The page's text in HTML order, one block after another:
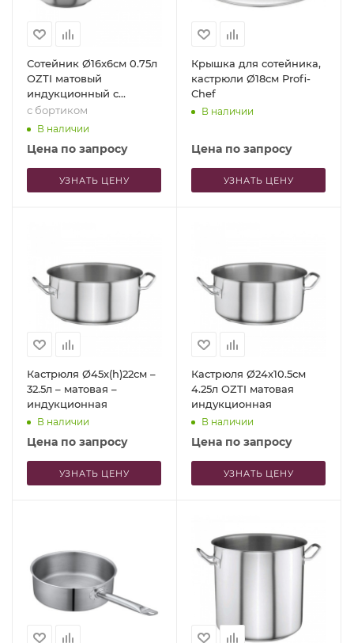
Сотейник Ø16x6см 0.75л
OZTI матовый
индукционный с
бортиком
с бортиком
В наличии
Цена по запросу
УЗНАТЬ ЦЕНУ
Крышка для сотейника,
кастрюли Ø18см Profi-
Chef
В наличии
Цена по запросу
УЗНАТЬ ЦЕНУ
Кастрюля Ø45х(h)22см –
32.5л – матовая –
индукционная
В наличии
Цена по запросу
УЗНАТЬ ЦЕНУ
Кастрюля Ø24x10.5см
4.25л OZTI матовая
индукционная
В наличии
Цена по запросу
УЗНАТЬ ЦЕНУ